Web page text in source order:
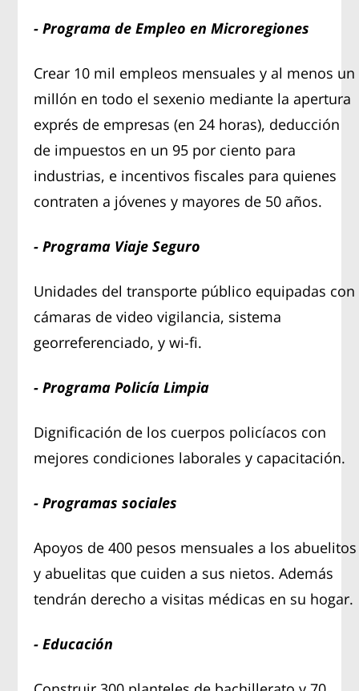
- Programa de Empleo en Microregiones
Crear 10 mil empleos mensuales y al menos un
millón en todo el sexenio mediante la apertura
exprés de empresas (en 24 horas), deducción
de impuestos en un 95 por ciento para
industrias, e incentivos fiscales para quienes
contraten a jóvenes y mayores de 50 años.
- Programa Viaje Seguro
Unidades del transporte público equipadas con
cámaras de video vigilancia, sistema
georreferenciado, y wi-fi.
- Programa Policía Limpia
Dignificación de los cuerpos policíacos con
mejores condiciones laborales y capacitación.
- Programas sociales
Apoyos de 400 pesos mensuales a los abuelitos
y abuelitas que cuiden a sus nietos. Además
tendrán derecho a visitas médicas en su hogar.
- Educación